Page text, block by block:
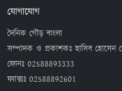
যোগাযোগ
দৈনিক গৌড় বাংলা
সম্পাদক ও প্রকাশকঃ হাসিব হোসেন
ফোনঃ 02588893333
ফ্যাক্সঃ 02588892601